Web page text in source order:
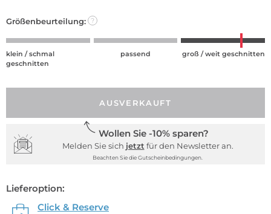
Größenbeurteilung: ?
klein / schmal
geschnitten
passend groß / weit geschnitten
AUSVERKAUFT
Wollen Sie -10% sparen?
Melden Sie sich jetzt für den Newsletter an.
Beachten Sie die Gutscheinbedingungen.
Lieferoption:
Click & Reserve